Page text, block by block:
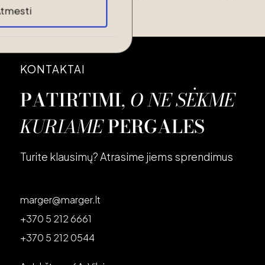
KONTAKTAI
PATIRTIMI, O NE SĖKME
KURIAMEPERGALES
Turite klausimų? Atrasime jiems sprendimus
marger@marger.lt
+370 5 212 6661
+370 5 212 0544